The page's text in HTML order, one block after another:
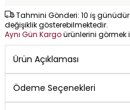
Tahmini Gönderi: 10 iş
değişiklik gösterebilmektedir.
Aynı Gün Kargoürünlerini görmek
Ürün Açıklaması
Ödeme Seçenekleri